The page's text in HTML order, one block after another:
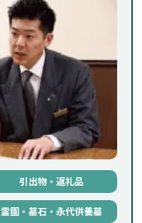
引出物・返礼品
霊園・墓石・永代供養墓